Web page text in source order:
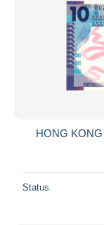
HONG
Status